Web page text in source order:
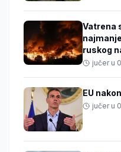
Vatrena
ruskog
jučer u
EU
jučer u